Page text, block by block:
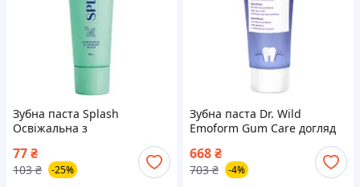
Зубна паста Splash
Освіжальна з
відбілювальним ефектом Зі
смаком м&apos;яти 10 г
(4820266832421)
77₴
103 ₴ -25%
Зубна паста Dr. Wild
Emoform Gum Care догляд
(7611841701679)
(U0574669_BR)
668₴
703 ₴ -4%